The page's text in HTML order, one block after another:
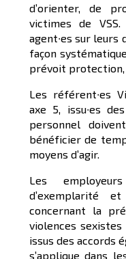
d’orienter, de
victimes de
agent∙es sur
façon
prévoit protection,
Les référent∙es
axe 5, issu∙es
personnel
bénéficier de
moyens d’agir.
Les
d’exemplarité
concernant la
violences sexistes
issus des accords
s’applique dans